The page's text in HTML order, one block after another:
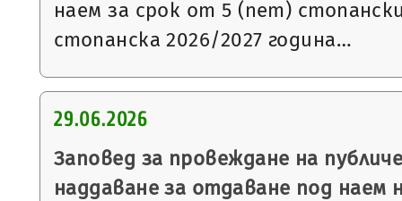
наем за срок от 5 (пет)
стопанска 2026/2027 година…
29.06.2026
Заповед за провеждане на
наддаване за отдаване под